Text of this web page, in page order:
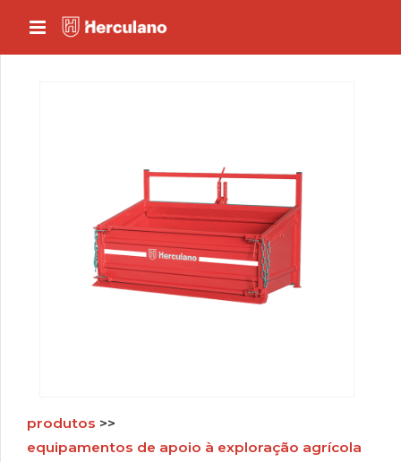
produtos >>
equipamentos de apoio à exploração agrícola